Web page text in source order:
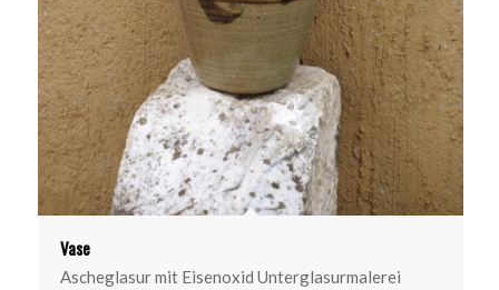
Vase
Ascheglasur mit Eisenoxid Unterglasurmalerei